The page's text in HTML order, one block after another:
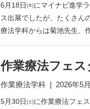
6月18日㈭にマイナビ進学
ス出展でしたが、たくさん
療法学科からは菊池先生、
作業療法フェス
作業療法学科 | 2026年5
5月30日㈯に作業療法フェ